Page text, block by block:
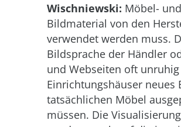
Wischniewski: Möbel-
Bildmaterial von den
verwendet werden muss.
Bildsprache der Händler
und Webseiten oft
Einrichtungshäuser
tatsächlichen Möbel
müssen. Die